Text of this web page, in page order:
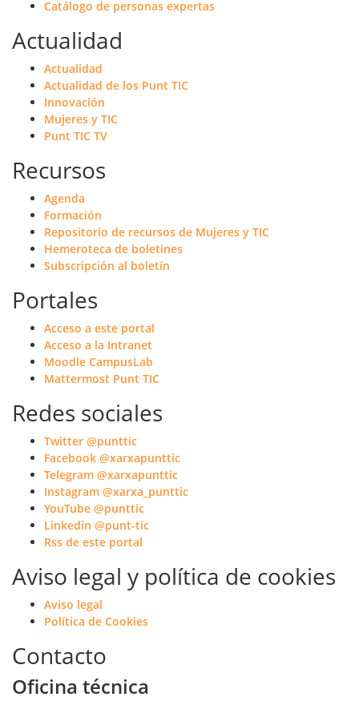
Catálogo de personas expertas
Actualidad
Actualidad
Actualidad de los Punt TIC
Innovación
Mujeres y TIC
Punt TIC TV
Recursos
Agenda
Formación
Repositorio de recursos de Mujeres y TIC
Hemeroteca de boletines
Subscripción al boletín
Portales
Acceso a este portal
Acceso a la Intranet
Moodle CampusLab
Mattermost Punt TIC
Redes sociales
Twitter @punttic
Facebook @xarxapunttic
Telegram @xarxapunttic
Instagram @xarxa_punttic
YouTube @punttic
Linkedin @punt-tic
Rss de este portal
Aviso legal y política de cookies
Aviso legal
Política de Cookies
Contacto
Oficina técnica